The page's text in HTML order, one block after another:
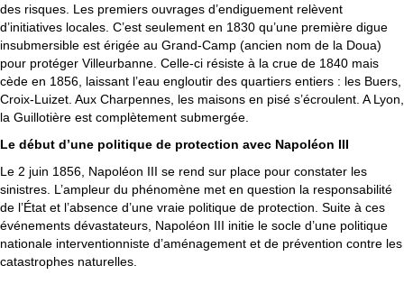
des risques. Les premiers ouvrages d’endiguement relèvent
d’initiatives locales. C’est seulement en 1830 qu’une première digue
insubmersible est érigée au Grand-Camp (ancien nom de la Doua)
pour protéger Villeurbanne. Celle-ci résiste à la crue de 1840 mais
cède en 1856, laissant l’eau engloutir des quartiers entiers : les Buers,
Croix-Luizet. Aux Charpennes, les maisons en pisé s’écroulent. A Lyon,
la Guillotière est complètement submergée.
Le début d’une politique de protection avec Napoléon III
Le 2 juin 1856, Napoléon III se rend sur place pour constater les
sinistres. L’ampleur du phénomène met en question la responsabilité
de l’État et l’absence d’une vraie politique de protection. Suite à ces
événements dévastateurs, Napoléon III initie le socle d’une politique
nationale interventionniste d’aménagement et de prévention contre les
catastrophes naturelles.